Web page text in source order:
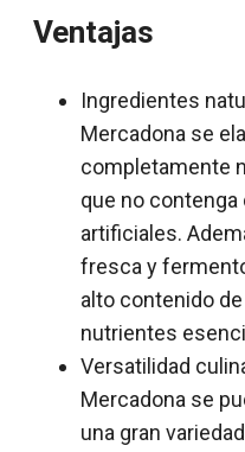
Ventajas
Ingredientes
Mercadona se
completamente
que no
artificiales.
fresca y
alto contenido
nutrientes
Versatilidad
Mercadona se
una gran